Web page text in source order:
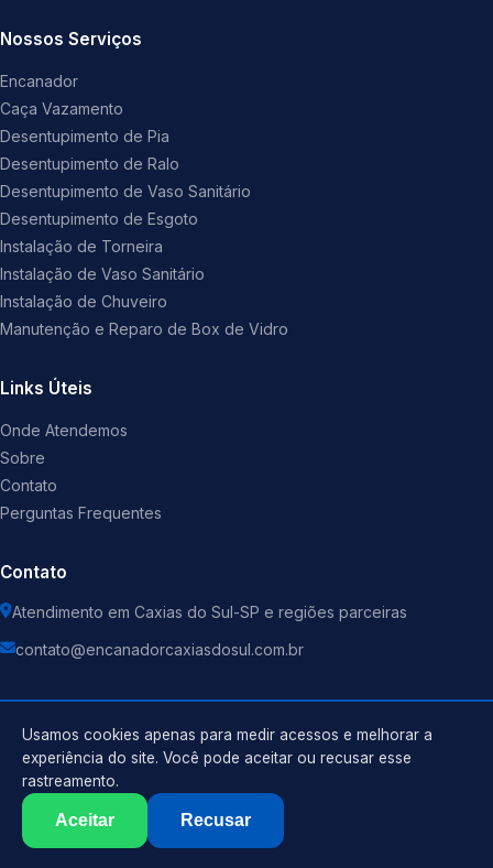
Nossos Serviços
Encanador
Caça Vazamento
Desentupimento de Pia
Desentupimento de Ralo
Desentupimento de Vaso Sanitário
Desentupimento de Esgoto
Instalação de Torneira
Instalação de Vaso Sanitário
Instalação de Chuveiro
Manutenção e Reparo de Box de Vidro
Links Úteis
Onde Atendemos
Sobre
Contato
Perguntas Frequentes
Contato
Atendimento em Caxias do Sul-SP e regiões parceiras
contato@encanadorcaxiasdosul.com.br
2026 Encanador . Todos os direitos reservados.
Política de Privacidade
Termos de Uso
Usamos cookies apenas para medir acessos e melhorar a
experiência do site. Você pode aceitar ou recusar esse
rastreamento.
Aceitar Recusar